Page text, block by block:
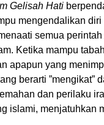
Gelisah Hati
mengendalikan diri
semua perintah
Ketika mampu
apapun yang
berarti ”mengikat”
dan perilaku
islami, menjatuhkan